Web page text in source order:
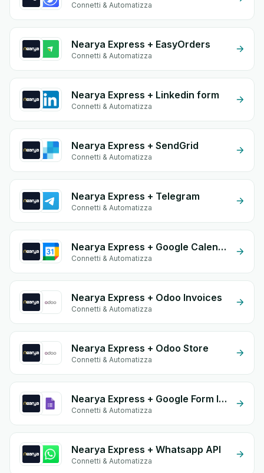
Connetti & Automatizza
Nearya Express + EasyOrders
Connetti & Automatizza
Nearya Express + Linkedin form
Connetti & Automatizza
Nearya Express + SendGrid
Connetti & Automatizza
Nearya Express + Telegram
Connetti & Automatizza
Nearya Express + Google Calendar
Connetti & Automatizza
Nearya Express + Odoo Invoices
Connetti & Automatizza
Nearya Express + Odoo Store
Connetti & Automatizza
Nearya Express + Google Form Integration
Connetti & Automatizza
Nearya Express + Whatsapp API
Connetti & Automatizza